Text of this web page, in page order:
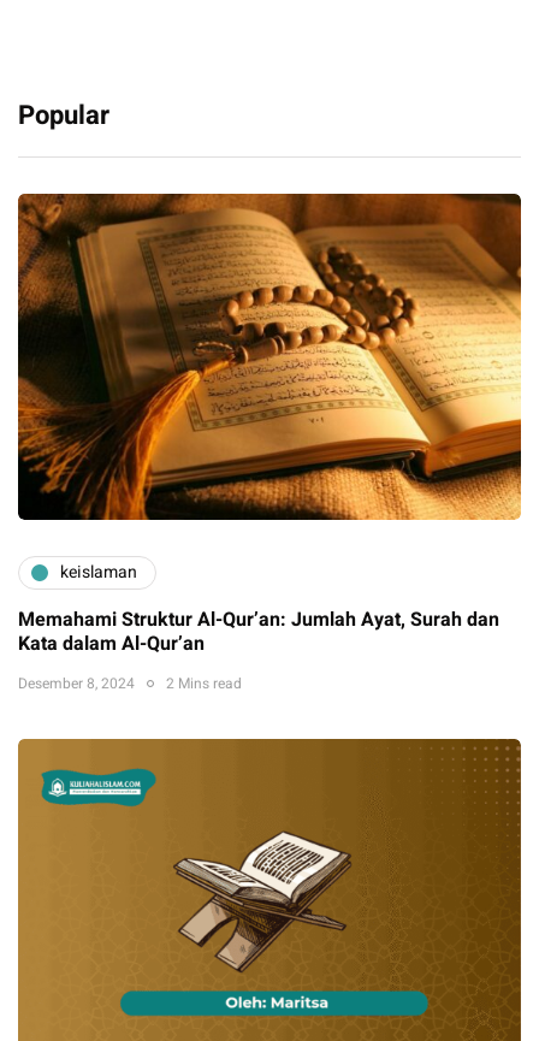
Popular
keislaman
Memahami Struktur Al-Qur’an: Jumlah Ayat, Surah dan
Kata dalam Al-Qur’an
Desember 8, 2024 2 Mins read